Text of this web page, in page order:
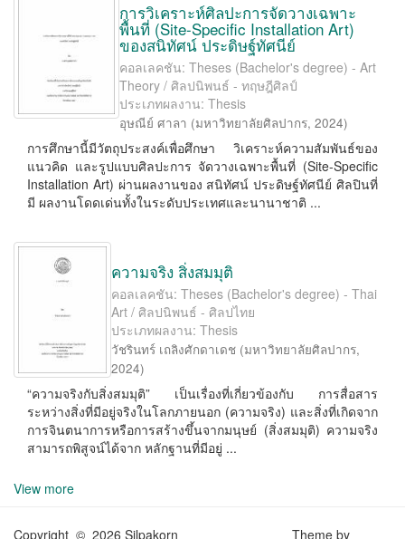
การวิเคราะห์ศิลปะการจัดวางเฉพาะ
พื้นที่ (Site-Speciﬁc Installation Art)
ของสนิทัศน์ ประดิษฐ์ทัศนีย์
คอลเลคชัน: Theses (Bachelor's degree) - Art
Theory / ศิลปนิพนธ์ - ทฤษฎีศิลป์
ประเภทผลงาน: Thesis
อุษณีย์ ศาลา (มหาวิทยาลัยศิลปากร,2024)
การศึกษานี้มีวัตถุประสงค์เพื่อศึกษา วิเคราะห์ความสัมพันธ์ของ
แนวคิด และรูปแบบศิลปะการ จัดวางเฉพาะพื้นที่ (Site-Speciﬁc
Installation Art) ผ่านผลงานของ สนิทัศน์ ประดิษฐ์ทัศนีย์ ศิลปินที่
มี ผลงานโดดเด่นทั้งในระดับประเทศและนานาชาติ ...
ความจริง สิ่งสมมุติ
คอลเลคชัน: Theses (Bachelor's degree) - Thai
Art / ศิลปนิพนธ์ - ศิลปไทย
ประเภทผลงาน: Thesis
วัชรินทร์ เถลิงศักดาเดช (มหาวิทยาลัยศิลปากร,
2024)
“ความจริงกับสิ่งสมมุติ” เป็นเรื่องที่เกี่ยวข้องกับ การสื่อสาร
ระหว่างสิ่งที่มีอยู่จริงในโลกภายนอก (ความจริง) และสิ่งที่เกิดจาก
การจินตนาการหรือการสร้างขึ้นจากมนุษย์ (สิ่งสมมุติ) ความจริง
สามารถพิสูจน์ได้จาก หลักฐานที่มีอยู่ ...
View more
Copyright © 2026 Silpakorn Theme by